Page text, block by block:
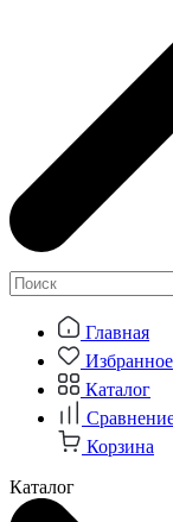
Главная
Избранное
Каталог
Корзина
Каталог